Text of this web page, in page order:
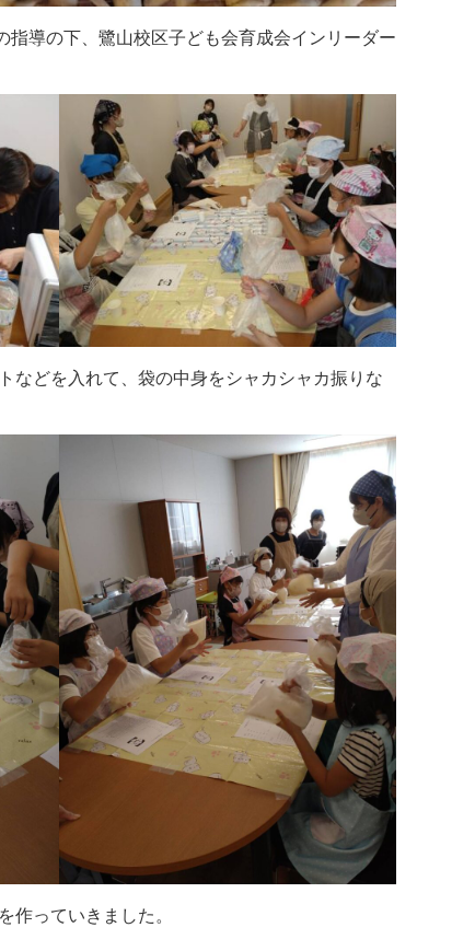
導の下、鷺山校区子ども会育成会インリーダー
などを入れて、袋の中身をシャカシャカ振りな
っていきました。